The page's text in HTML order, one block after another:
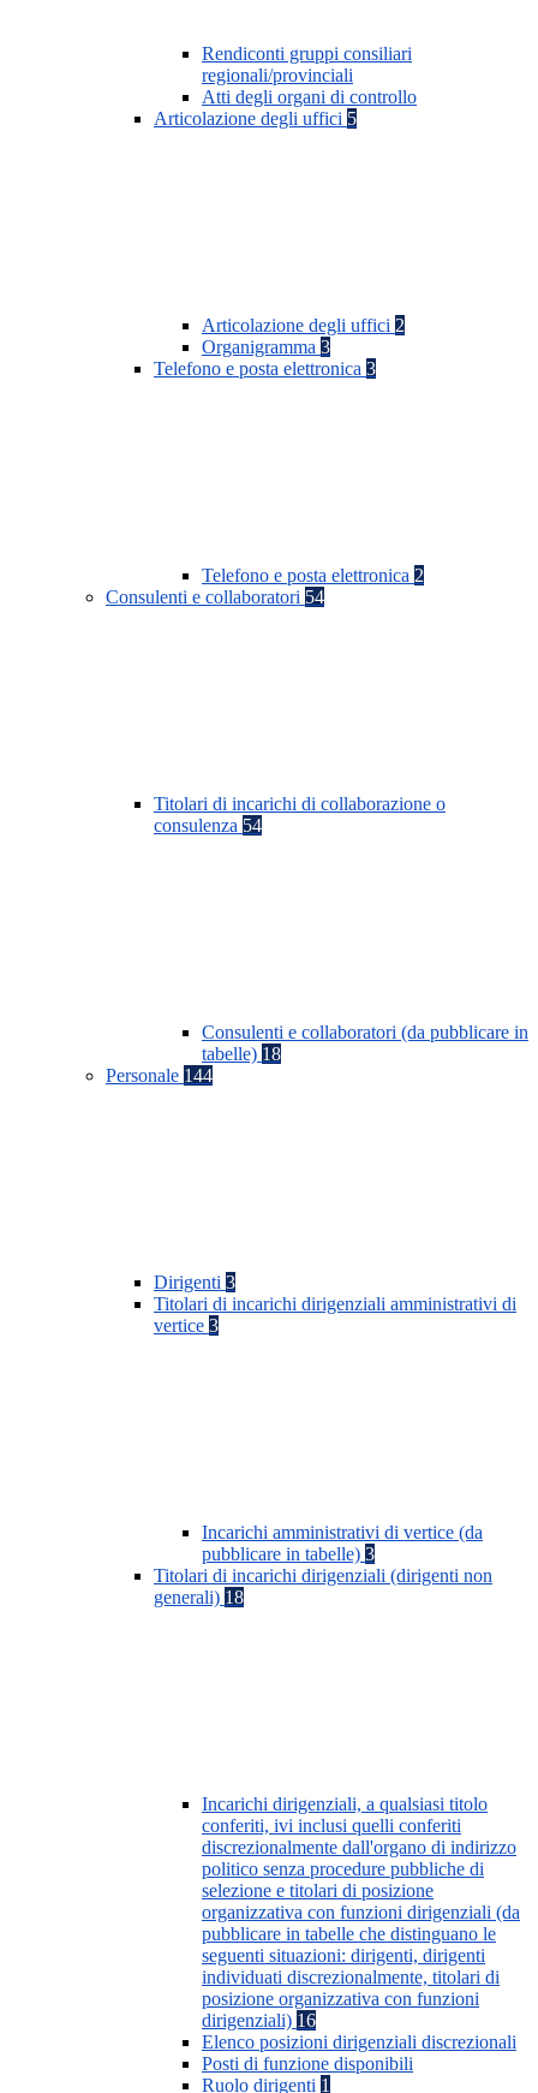
Rendiconti gruppi consiliari
regionali/provinciali
Atti degli organi di controllo
Articolazione degli uffici 5
Articolazione degli uffici 2
Organigramma 3
Telefono e posta elettronica 3
Telefono e posta elettronica 2
Consulenti e collaboratori 54
Titolari di incarichi di collaborazione o
consulenza 54
Consulenti e collaboratori (da pubblicare in
tabelle) 18
Personale 144
Dirigenti 3
Titolari di incarichi dirigenziali amministrativi di
vertice 3
Incarichi amministrativi di vertice (da
pubblicare in tabelle) 3
Titolari di incarichi dirigenziali (dirigenti non
generali) 18
Incarichi dirigenziali, a qualsiasi titolo
conferiti, ivi inclusi quelli conferiti
discrezionalmente dall'organo di indirizzo
politico senza procedure pubbliche di
selezione e titolari di posizione
organizzativa con funzioni dirigenziali (da
pubblicare in tabelle che distinguano le
seguenti situazioni: dirigenti, dirigenti
individuati discrezionalmente, titolari di
posizione organizzativa con funzioni
dirigenziali) 16
Elenco posizioni dirigenziali discrezionali
Posti di funzione disponibili
Ruolo dirigenti 1